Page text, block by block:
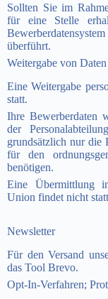
Sollten Sie im
für eine Stelle
überführt.
Weitergabe von Daten
Eine Weitergabe
statt.
Ihre Bewerberdaten
der
grundsätzlich nur die
für den
benötigen.
Eine Übermittlung
Union findet nicht
Newsletter
Für den Versand
das Tool Brevo.
Opt-In-Verfahren;